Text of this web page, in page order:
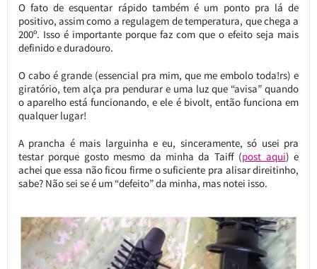
O fato de esquentar rápido também é um ponto pra lá de
positivo, assim como a regulagem de temperatura, que chega a
200º. Isso é importante porque faz com que o efeito seja mais
definido e duradouro.
O cabo é grande (essencial pra mim, que me embolo toda!rs) e
giratório, tem alça pra pendurar e uma luz que “avisa” quando
o aparelho está funcionando, e ele é bivolt, então funciona em
qualquer lugar!
A prancha é mais larguinha e eu, sinceramente, só usei pra
testar porque gosto mesmo da minha da Taiff (post aqui) e
achei que essa não ficou firme o suficiente pra alisar direitinho,
sabe? Não sei se é um “defeito” da minha, mas notei isso.